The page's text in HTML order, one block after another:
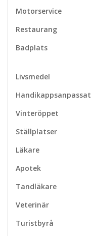
Motorservice
Restaurang
Badplats
Livsmedel
Handikappsanpassat
Vinteröppet
Ställplatser
Läkare
Apotek
Tandläkare
Veterinär
Turistbyrå